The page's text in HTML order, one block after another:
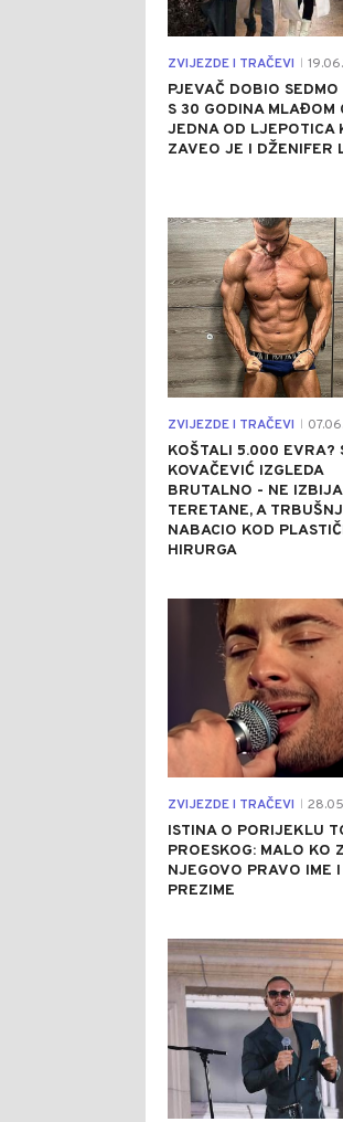
ZVIJEZDE I TRAČEVI
PJEVAČ DOBIO
S 30 GODINA MLAĐOM
JEDNA OD LJEPOTICA
ZAVEO JE I DŽENIFER
ZVIJEZDE I TRAČEVI
KOŠTALI 5.000 EVRA?
KOVAČEVIĆ IZGLEDA
BRUTALNO - NE
TERETANE, A
NABACIO KOD
HIRURGA
ZVIJEZDE I TRAČEVI
ISTINA O PORIJEKLU
PROESKOG: MALO KO
NJEGOVO PRAVO IME I
PREZIME